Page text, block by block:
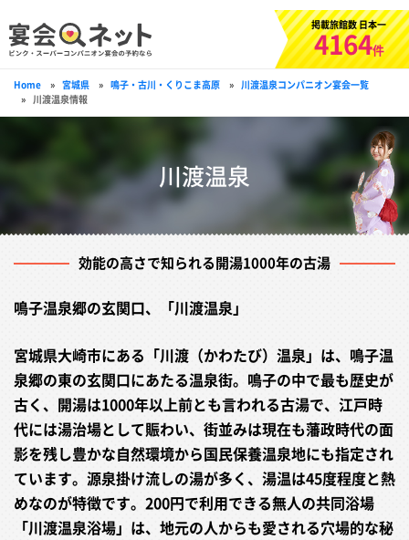
掲載旅館数 日本一
4164件
Home » 宮城県 » 鳴子・古川・くりこま高原 » 川渡温泉コンパニオン宴会一覧
» 川渡温泉情報
川渡温泉
効能の高さで知られる開湯1000年の古湯
鳴子温泉郷の玄関口、「川渡温泉」
宮城県大崎市にある「川渡（かわたび）温泉」は、鳴子温
泉郷の東の玄関口にあたる温泉街。鳴子の中で最も歴史が
古く、開湯は1000年以上前とも言われる古湯で、江戸時
代には湯治場として賑わい、街並みは現在も藩政時代の面
影を残し豊かな自然環境から国民保養温泉地にも指定され
ています。源泉掛け流しの湯が多く、湯温は45度程度と熱
めなのが特徴です。200円で利用できる無人の共同浴場
「川渡温泉浴場」は、地元の人からも愛される穴場的な秘